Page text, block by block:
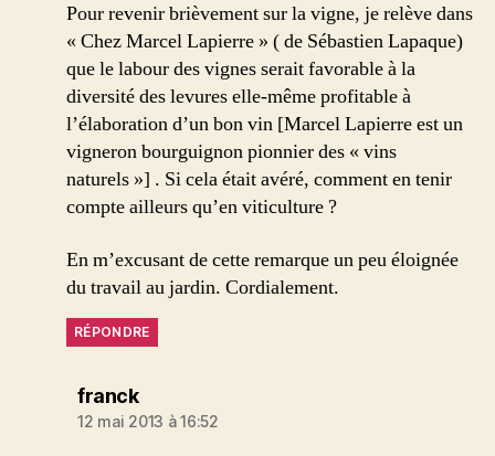
Pour revenir brièvement sur la vigne, je relève dans
« Chez Marcel Lapierre » ( de Sébastien Lapaque)
que le labour des vignes serait favorable à la
diversité des levures elle-même profitable à
l’élaboration d’un bon vin [Marcel Lapierre est un
vigneron bourguignon pionnier des « vins
naturels »] . Si cela était avéré, comment en tenir
compte ailleurs qu’en viticulture ?
En m’excusant de cette remarque un peu éloignée
du travail au jardin. Cordialement.
RÉPONDRE
franckdit :
12 mai 2013 à 16:52